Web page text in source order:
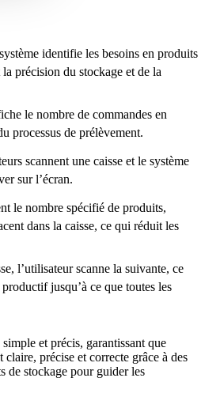
identifie les besoins en produits
précision du stockage et de la
le nombre de commandes en
processus de prélèvement.
scannent une caisse et le système
sur l’écran.
le nombre spécifié de produits,
dans la caisse, ce qui réduit les
l’utilisateur scanne la suivante, ce
jusqu’à ce que toutes les
et précis, garantissant que
claire, précise et correcte grâce à des
de stockage pour guider les